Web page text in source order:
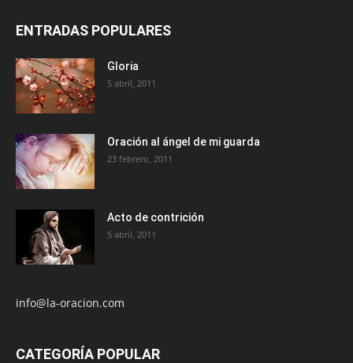
ENTRADAS POPULARES
Gloria
5 abril, 2011
Oración al ángel de mi guarda
23 febrero, 2011
Acto de contrición
5 abril, 2011
info@la-oracion.com
CATEGORÍA POPULAR